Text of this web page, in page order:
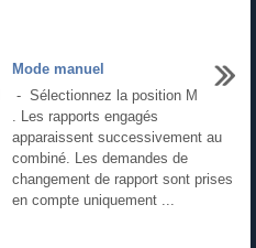
Mode manuel
- Sélectionnez la position M
. Les rapports engagés
apparaissent successivement au
combiné. Les demandes de
changement de rapport sont prises
en compte uniquement ...